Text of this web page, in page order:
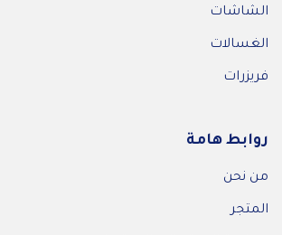
الشاشات
الغسالات
فريزرات
روابط هامة
من نحن
المتجر